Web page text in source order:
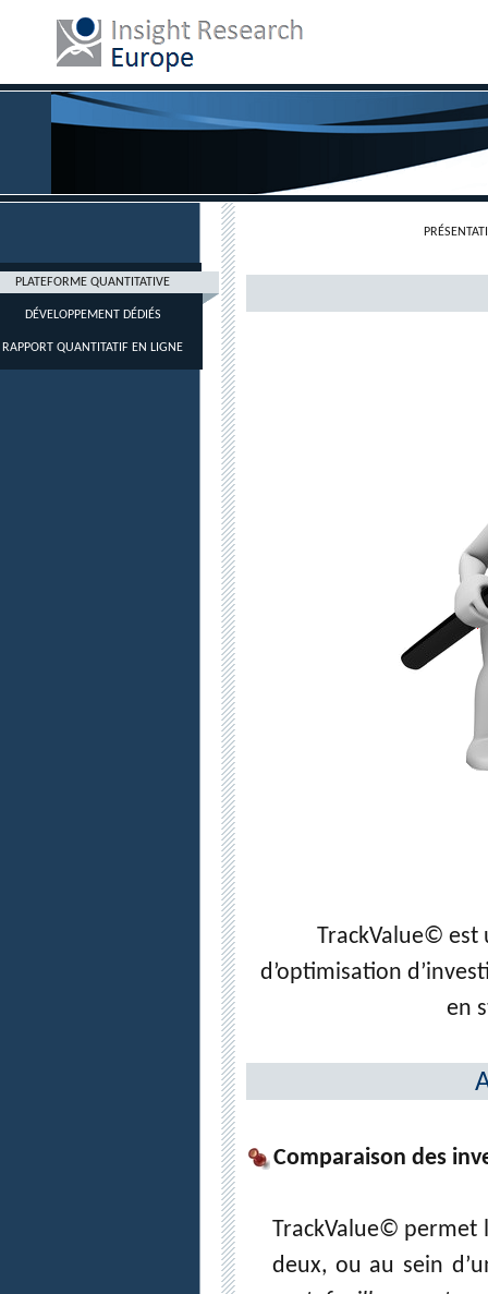
PLATEFORME QUANTITATIVE
DÉVELOPPEMENT DÉDIÉS
RAPPORT QUANTITATIF EN LIGNE
TrackValue© est
d’optimisation
en
Comparaison des
TrackValue© permet
deux, ou au sein